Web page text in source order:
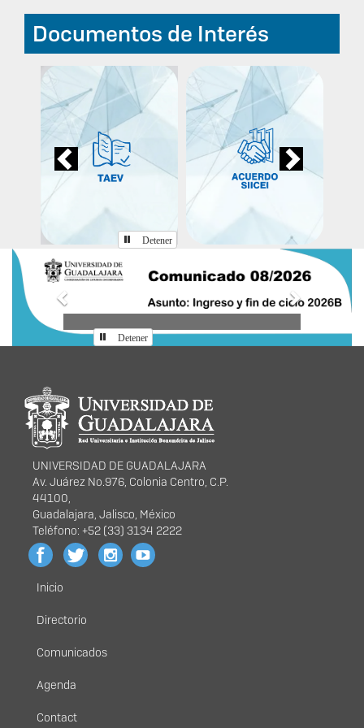
Documentos de Interés
Previous Next
Detener
Anterior Siguiente
Detener
Información del
portal
UNIVERSIDAD DE GUADALAJARA
Av. Juárez No.976, Colonia Centro, C.P.
44100,
Guadalajara, Jalisco, México
Teléfono: +52 (33) 3134 2222
Menú
principal
Inicio
Directorio
Comunicados
Agenda
Contact